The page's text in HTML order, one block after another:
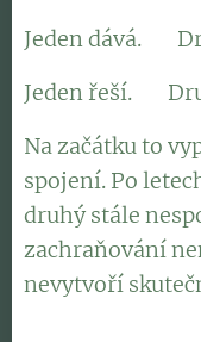
Jeden dává. 👉
Jeden řeší. 👉
Na začátku to
spojení. Po
druhý stále
zachraňování
nevytvoří